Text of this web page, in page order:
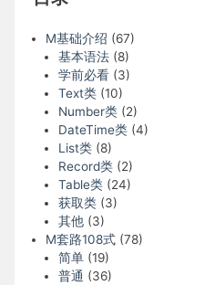
M基础介绍 (67)
基本语法(8)
学前必看(3)
Text类(10)
Number类(2)
DateTime类(4)
List类(8)
Record类(2)
Table类(24)
获取类(3)
其他(3)
M套路108式(78)
简单(19)
普通 (36)